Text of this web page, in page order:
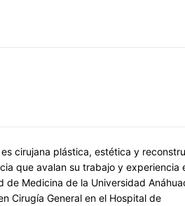
es cirujana plástica, estética y
que avalan su trabajo y experiencia
de Medicina de la Universidad
Cirugía General en el Hospital de